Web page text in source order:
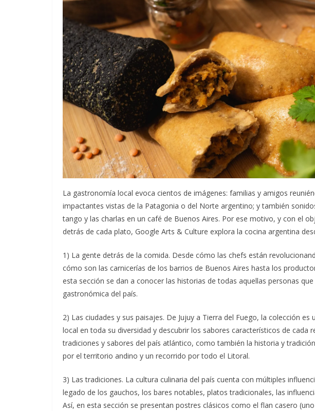
La gastronomía local evoca cientos de imágenes: familias y amigos
impactantes vistas de la Patagonia o del Norte argentino; y también
tango y las charlas en un café de Buenos Aires. Por ese motivo, y con el
detrás de cada plato, Google Arts & Culture explora la cocina argentina
1) La gente detrás de la comida. Desde cómo las chefs están
cómo son las carnicerías de los barrios de Buenos Aires hasta los
esta sección se dan a conocer las historias de todas aquellas personas
gastronómica del país.
2) Las ciudades y sus paisajes. De Jujuy a Tierra del Fuego, la colección
local en toda su diversidad y descubrir los sabores característicos de cada
tradiciones y sabores del país atlántico, como también la historia y
por el territorio andino y un recorrido por todo el Litoral.
3) Las tradiciones. La cultura culinaria del país cuenta con múltiples
legado de los gauchos, los bares notables, platos tradicionales, las
Así, en esta sección se presentan postres clásicos como el flan casero